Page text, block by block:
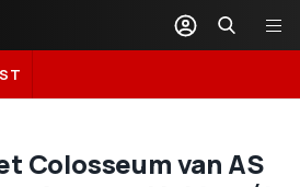
Colosseum van AS